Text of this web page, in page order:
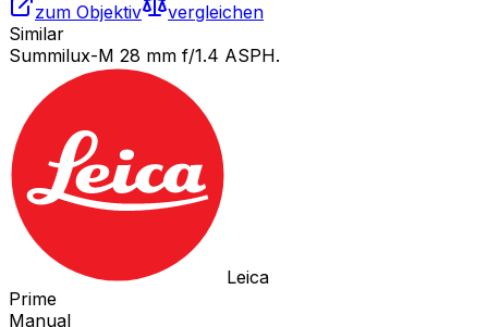
zum Objektiv
vergleichen
Similar
Summilux-M 28 mm f/1.4 ASPH.
Leica
Prime
Manual